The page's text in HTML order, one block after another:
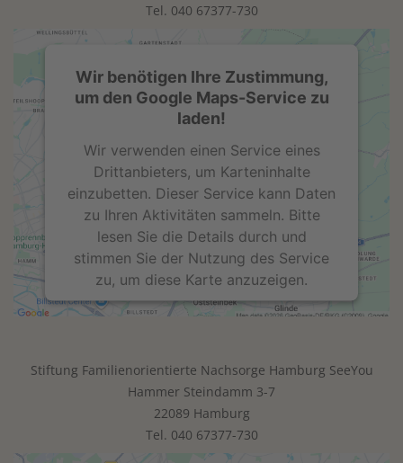
Tel. 040 67377-730
Wir benötigen Ihre Zustimmung,
um den Google Maps-Service zu
laden!
Wir verwenden einen Service eines
Drittanbieters, um Karteninhalte
einzubetten. Dieser Service kann Daten
zu Ihren Aktivitäten sammeln. Bitte
lesen Sie die Details durch und
stimmen Sie der Nutzung des Service
zu, um diese Karte anzuzeigen.
Akzeptieren
powered byUsercentrics Consent
Management Platform
Stiftung Familienorientierte Nachsorge Hamburg SeeYou
Hammer Steindamm 3-7
22089 Hamburg
Tel. 040 67377-730